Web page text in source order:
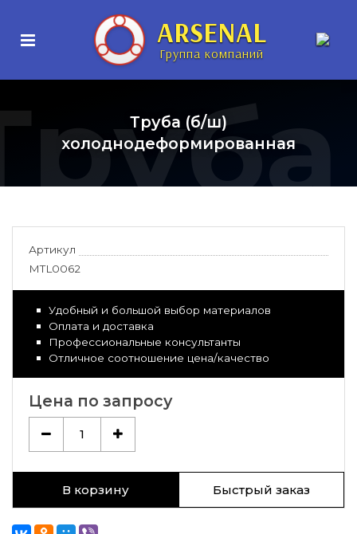
ARSENAL
Группа компаний
Труба (б/ш)
холоднодеформированная
Артикул
MTL0062
Удобный и большой выбор материалов
Оплата и доставка
Профессиональные консультанты
Отличное соотношение цена/качество
Цена по запросу
1
В корзину Быстрый заказ